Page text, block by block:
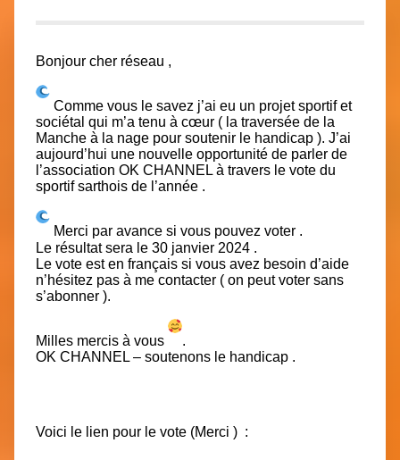
Bonjour cher réseau ,
Comme vous le savez j’ai eu un projet sportif et
sociétal qui m’a tenu à cœur ( la traversée de la
Manche à la nage pour soutenir le handicap ). J’ai
aujourd’hui une nouvelle opportunité de parler de
l’association OK CHANNEL à travers le vote du
sportif sarthois de l’année .
Merci par avance si vous pouvez voter .
Le résultat sera le 30 janvier 2024 .
Le vote est en français si vous avez besoin d’aide
n’hésitez pas à me contacter ( on peut voter sans
s’abonner ).
Milles mercis à vous
.
OK CHANNEL – soutenons le handicap .
Voici le lien pour le vote (Merci ) :